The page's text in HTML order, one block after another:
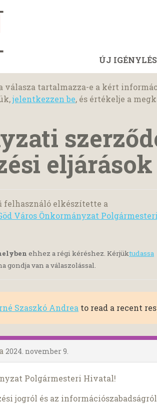
ÚJ IGÉNYLÉS
válasza tartalmazza-e a kért
jelentkezzen be, és értékelje a
felhasználó elkészítette a
Város Önkormányzat Polgármesteri
ehhez a régi kéréshez. Kérjüktudassa
gondja van a válaszolással.
Szaszkó Andrea to read a recent
2024. november 9.
Polgármesteri Hivatal!
jogról és az információszabadságról